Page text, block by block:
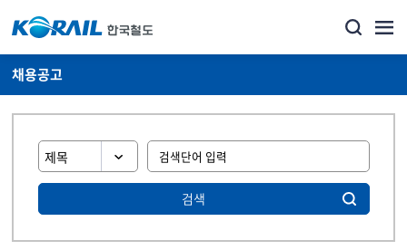
채용공고
검색